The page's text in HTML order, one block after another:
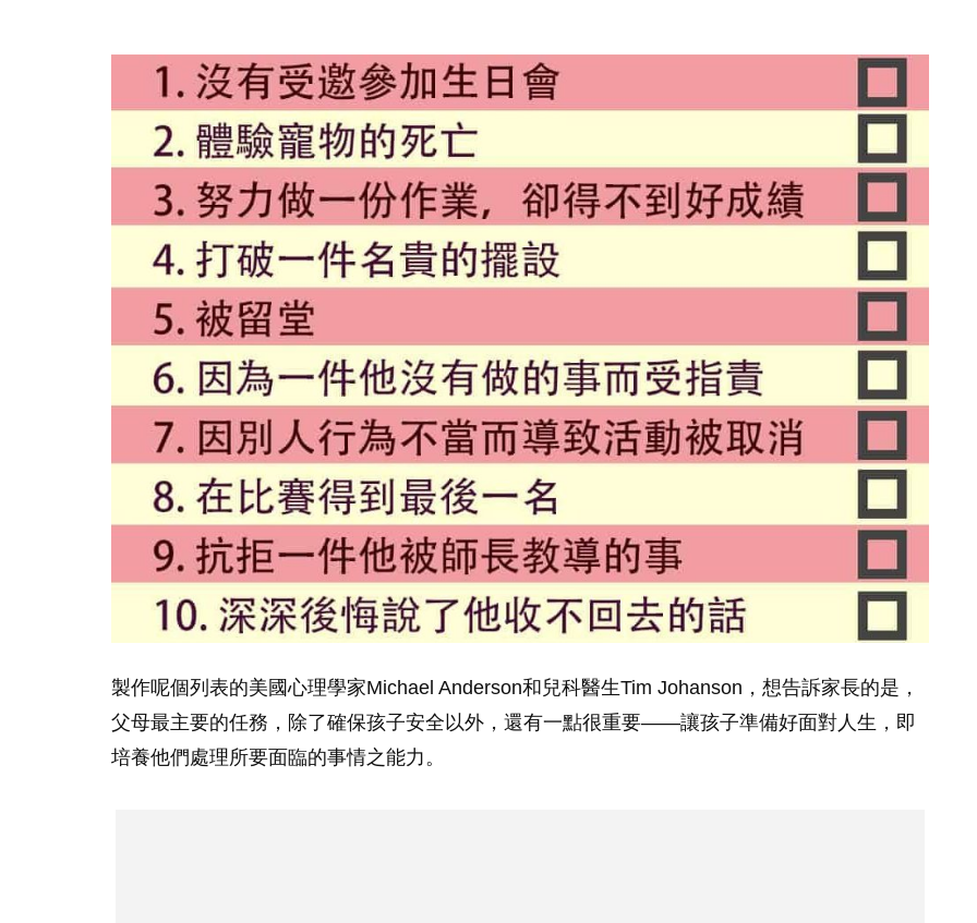
製作呢個列表的美國心理學家Michael Anderson和兒科醫生Tim Johanson，想告訴家長的是，
父母最主要的任務，除了確保孩子安全以外，還有一點很重要——讓孩子準備好面對人生，即
培養他們處理所要面臨的事情之能力。